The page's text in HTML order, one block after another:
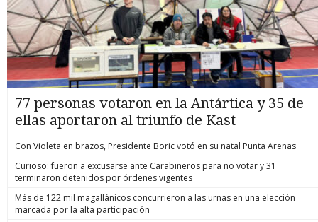
77 personas votaron en la Antártica y 35 de
ellas aportaron al triunfo de Kast
Con Violeta en brazos, Presidente Boric votó en su natal Punta Arenas
Curioso: fueron a excusarse ante Carabineros para no votar y 31
terminaron detenidos por órdenes vigentes
Más de 122 mil magallánicos concurrieron a las urnas en una elección
marcada por la alta participación